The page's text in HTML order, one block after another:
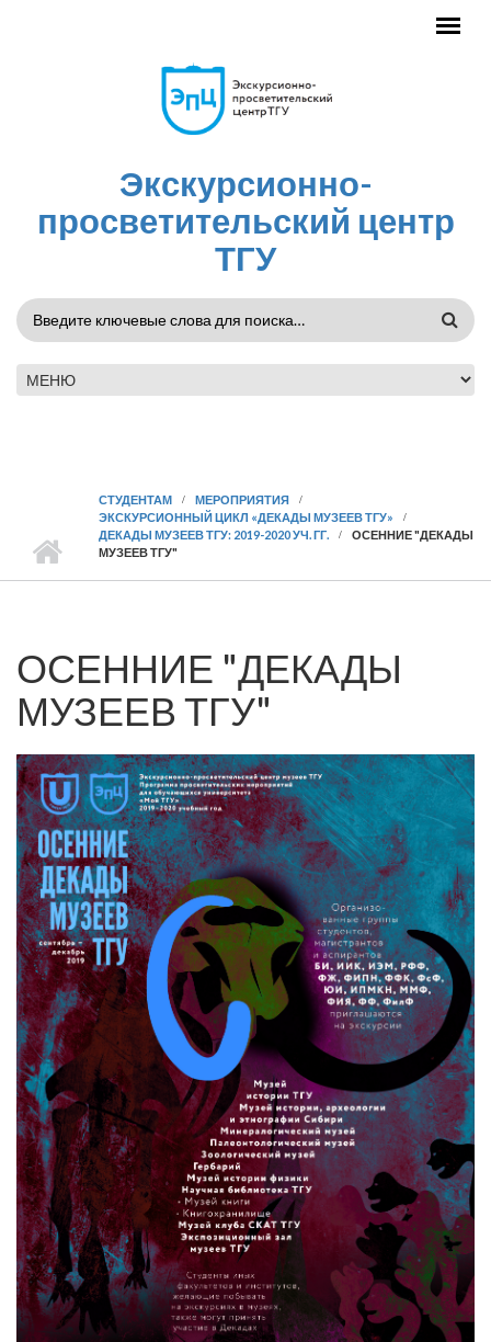
Экскурсионно-
просветительский центр
ТГУ
ФОРМА
ПОИСКА
СТУДЕНТАМ
МЕРОПРИЯТИЯ
ЭКСКУРСИОННЫЙ ЦИКЛ «ДЕКАДЫ МУЗЕЕВ ТГУ»
ДЕКАДЫ МУЗЕЕВ ТГУ: 2019-2020 УЧ. ГГ.
ОСЕННИЕ "ДЕКАДЫ
МУЗЕЕВ ТГУ"
ОСЕННИЕ "ДЕКАДЫ
МУЗЕЕВ ТГУ"